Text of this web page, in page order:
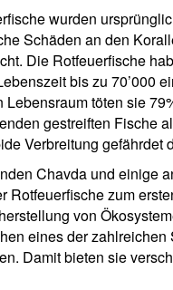
wurden
Schäden an den
Die Rotfeuerfische
bis zu 70’000
Lebensraum töten sie
gestreiften Fische
Verbreitung gefährdet
Chavda und einige
Rotfeuerfische zum
von
eines der
Damit bieten sie